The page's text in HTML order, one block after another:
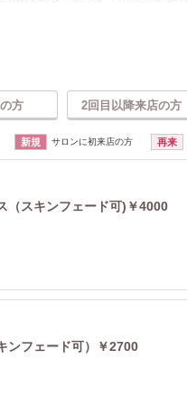
方 2回目以降来店の方
新規 サロンに初来店の方 再来
（スキンフェード可)￥4000
ンフェード可）￥2700